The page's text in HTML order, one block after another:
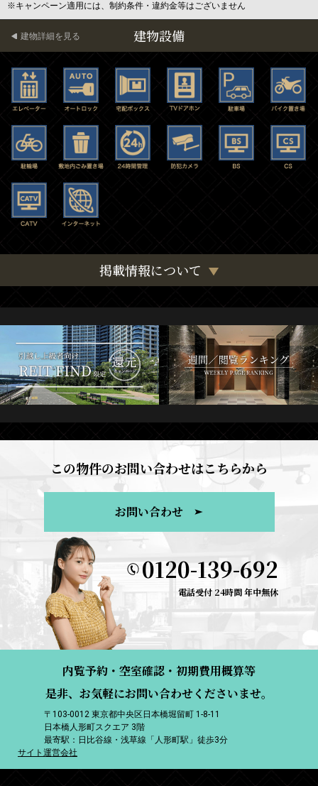
※キャンペーン適用には、制約条件・違約金等はございません
建物設備
建物詳細を見る
掲載情報について
この物件のお問い合わせはこちらから
お問い合わせ
0120-139-692
電話受付 24時間 年中無休
内覧予約・空室確認・初期費用概算等
是非、お気軽にお問い合わせくださいませ。
〒103-0012 東京都中央区日本橋堀留町 1-8-11
日本橋人形町スクエア 3階
最寄駅：日比谷線・浅草線「人形町駅」徒歩3分
サイト運営会社